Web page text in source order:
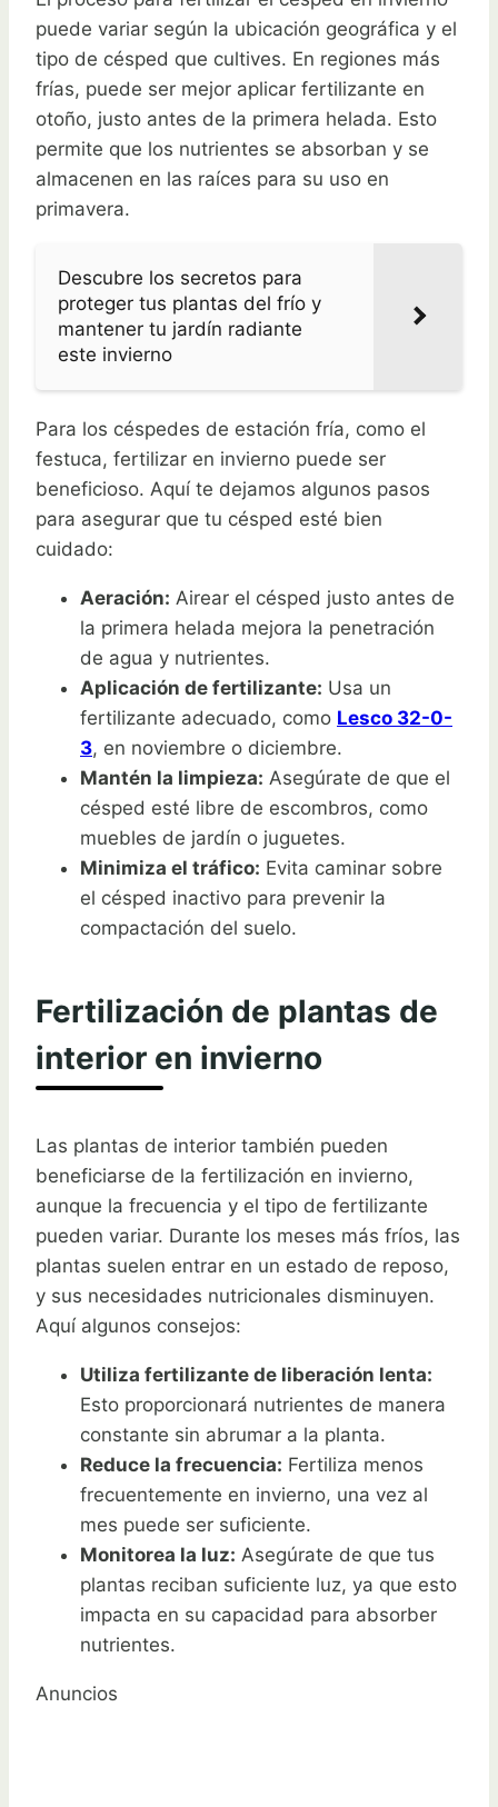
puede variar según la ubicación geográfica y el
tipo de césped que cultives. En regiones más
frías, puede ser mejor aplicar fertilizante en
otoño, justo antes de la primera helada. Esto
permite que los nutrientes se absorban y se
almacenen en las raíces para su uso en
primavera.
Descubre los secretos para
proteger tus plantas del frío y
mantener tu jardín radiante
este invierno
Para los céspedes de estación fría, como el
festuca, fertilizar en invierno puede ser
beneficioso. Aquí te dejamos algunos pasos
para asegurar que tu césped esté bien
cuidado:
Aeración: Airear el césped justo antes de
la primera helada mejora la penetración
de agua y nutrientes.
Aplicación de fertilizante: Usa un
fertilizante adecuado, como Lesco 32-0-
3, en noviembre o diciembre.
Mantén la limpieza: Asegúrate de que el
césped esté libre de escombros, como
muebles de jardín o juguetes.
Minimiza el tráfico: Evita caminar sobre
el césped inactivo para prevenir la
compactación del suelo.
Fertilización de plantas de
interior en invierno
Las plantas de interior también pueden
beneficiarse de la fertilización en invierno,
aunque la frecuencia y el tipo de fertilizante
pueden variar. Durante los meses más fríos, las
plantas suelen entrar en un estado de reposo,
y sus necesidades nutricionales disminuyen.
Aquí algunos consejos:
Utiliza fertilizante de liberación lenta:
Esto proporcionará nutrientes de manera
constante sin abrumar a la planta.
Reduce la frecuencia: Fertiliza menos
frecuentemente en invierno, una vez al
mes puede ser suficiente.
Monitorea la luz: Asegúrate de que tus
plantas reciban suficiente luz, ya que esto
impacta en su capacidad para absorber
nutrientes.
Anuncios